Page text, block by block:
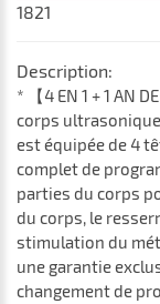
1821
Description:
* 【4 EN 1 + 1 AN
corps
est équipée de 4
complet de
parties du corps
du corps, le
stimulation du
une garantie
changement de